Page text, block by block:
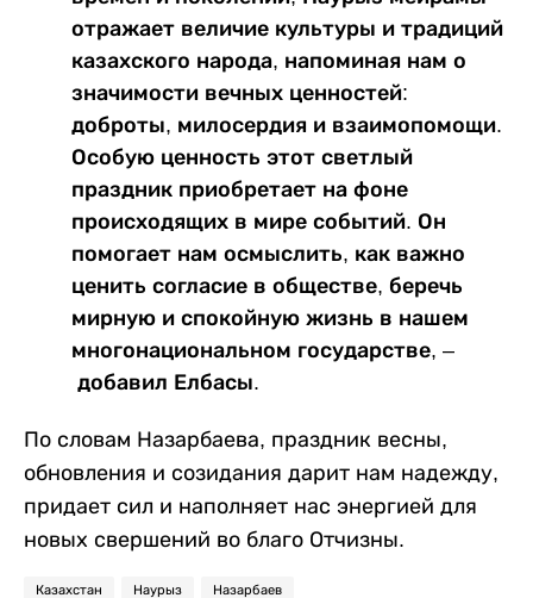
отражает величие культуры и традиций
казахского народа, напоминая нам о
значимости вечных ценностей:
доброты, милосердия и взаимопомощи.
Особую ценность этот светлый
праздник приобретает на фоне
происходящих в мире событий. Он
помогает нам осмыслить, как важно
ценить согласие в обществе, беречь
мирную и спокойную жизнь в нашем
многонациональном государстве, –
добавил Елбасы.
По словам Назарбаева, праздник весны,
обновления и созидания дарит нам надежду,
придает сил и наполняет нас энергией для
новых свершений во благо Отчизны.
Казахстан Наурыз Назарбаев